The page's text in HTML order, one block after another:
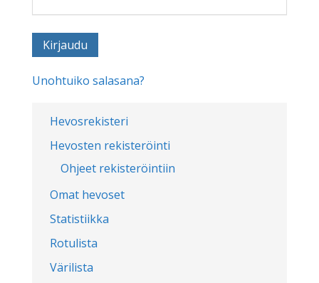
Hevosrekisteri
Hevosten rekisteröinti
Ohjeet rekisteröintiin
Omat hevoset
Statistiikka
Rotulista
Värilista
Unohtuiko salasana?